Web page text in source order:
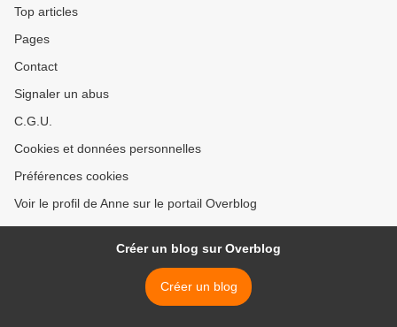
Top articles
Pages
Contact
Signaler un abus
C.G.U.
Cookies et données personnelles
Préférences cookies
Voir le profil de Anne sur le portail Overblog
Créer un blog sur Overblog
Créer un blog